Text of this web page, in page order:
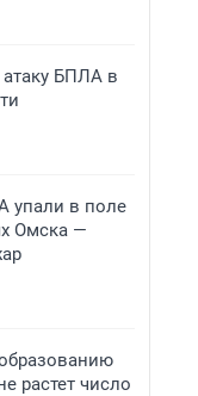
БПЛА в
упали в поле
Омска —
растет число